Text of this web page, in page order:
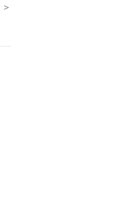
＞